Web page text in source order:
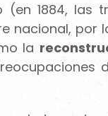
(en 1884, las
nacional, por
la